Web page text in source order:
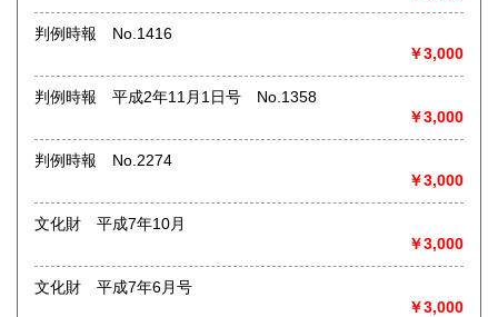
◎メディア商品【ジャズ・ロック・クラシック・映画・アニ
メ・ゲーム・声優・アイドル・ビジネス・アダルト・車・バ
EP、カセット、ポスター、おもちゃ、グッズ、パンフレット
などマニアックなものを中心に高価買取
ンタイア・和本・漢籍・戦争㊙︎資料・書道具・茶道具・戦前
絵はがき・鳥瞰図・古地図・浮世絵・軸・拓本・印譜・エロ
グロ】など古いものの中には希少価値の高いものも多数ござ
いますので価値がないと処分される前に是非 ｢古本倶楽部｣ま
沿線名：-
判例時報 No.1416
￥3,000
判例時報 平成2年11月1日号 No.1358
￥3,000
判例時報 No.2274
￥3,000
文化財 平成7年10月
￥3,000
文化財 平成7年6月号
￥3,000